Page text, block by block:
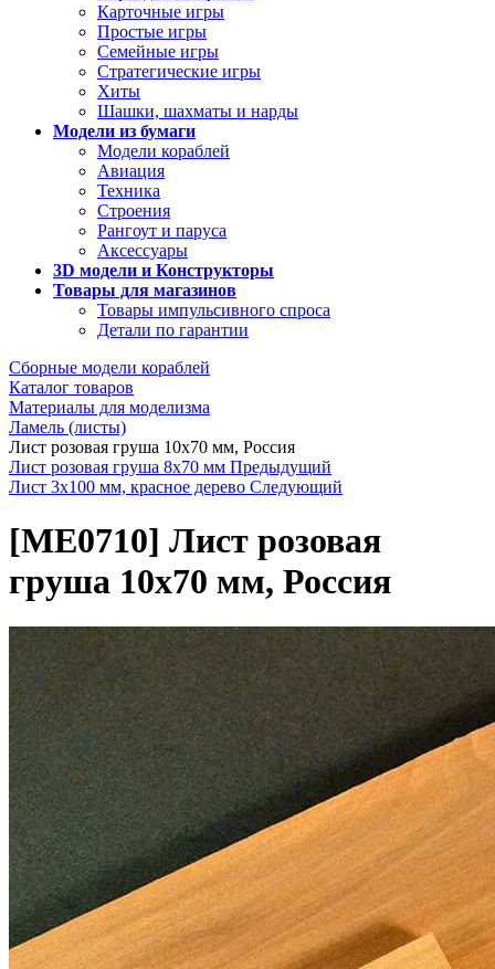
Карточные игры
Простые игры
Семейные игры
Стратегические игры
Хиты
Шашки, шахматы и нарды
Модели из бумаги
Модели кораблей
Авиация
Техника
Строения
Рангоут и паруса
Аксессуары
3D модели и Конструкторы
Товары для магазинов
Товары импульсивного спроса
Детали по гарантии
Сборные модели кораблей
Каталог товаров
Материалы для моделизма
Ламель (листы)
Лист розовая груша 10x70 мм, Россия
Лист розовая груша 8x70 мм Предыдущий
Лист 3х100 мм, красное дерево Следующий
[ME0710] Лист розовая
груша 10x70 мм, Россия